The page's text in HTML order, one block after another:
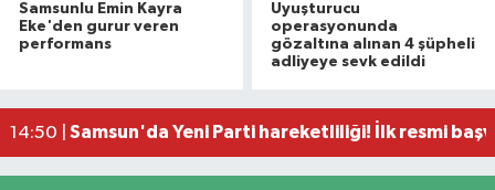
Samsunlu Emin Kayra
Eke'den gurur veren
performans
Uyuşturucu
operasyonunda
gözaltına alınan 4 şüpheli
adliyeye sevk edildi
22:09 |Vali Tavlı: 'Samsun, 144 milyar TL'lik yatırımla
17:16 |Samsun'da 12 bin 308 öğrenci yaz okulu
Miliç'e Büyükşehir dokunuşu
14:50 | Samsun'da Yeni Parti hareketliliği! İlk resmi